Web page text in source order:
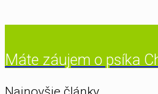
Máte záujem o psíka